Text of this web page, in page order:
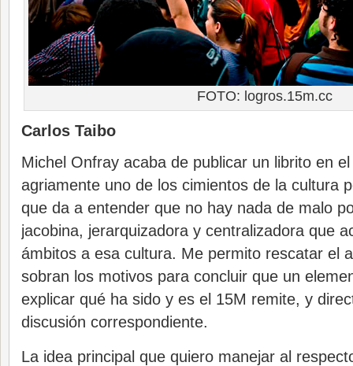
FOTO: logros.15m.cc
Carlos Taibo
Michel Onfray acaba de publicar un librito en
agriamente uno de los cimientos de la cultura
que da a entender que no hay nada de malo
jacobina, jerarquizadora y centralizadora que
ámbitos a esa cultura. Me permito rescatar el
sobran los motivos para concluir que un
explicar qué ha sido y es el 15M remite, y
discusión correspondiente.
La idea principal que quiero manejar al